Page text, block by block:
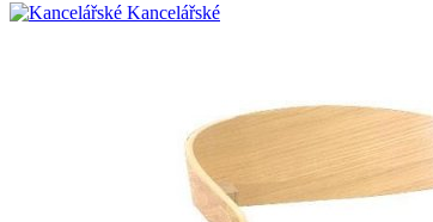
Kancelářské